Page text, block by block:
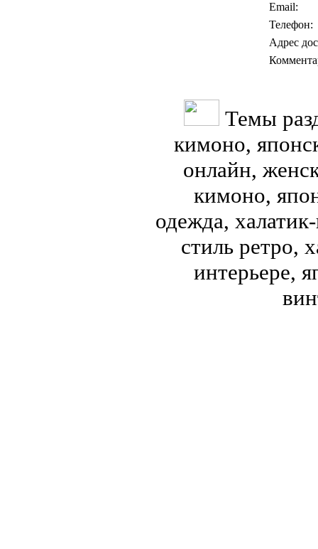
Email:
Телефон:
Адрес
Темы
кимоно,
онлайн,
кимоно,
одежда,
стиль ретро,
интерьере,